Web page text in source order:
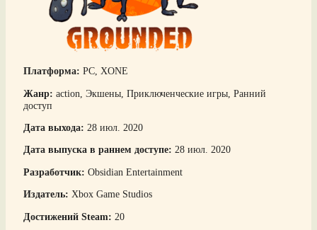
Платформа: PC, XONE
Жанр: action, Экшены, Приключенческие игры, Ранний
доступ
Дата выхода: 28 июл. 2020
Дата выпуска в раннем доступе: 28 июл. 2020
Разработчик: Obsidian Entertainment
Издатель: Xbox Game Studios
Достижений Steam: 20